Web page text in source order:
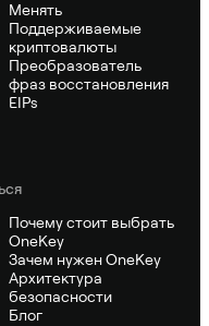
Менять
Поддерживаемые
криптовалюты
Преобразователь
фраз восстановления
EIPs
Почему стоит выбрать
OneKey
Зачем нужен OneKey
Архитектура
безопасности
Блог